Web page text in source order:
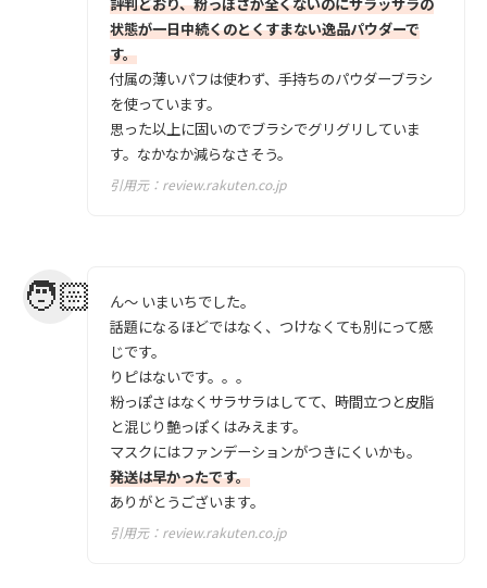
状態が一日中続くのとくすまない逸品パウダーで
す。
付属の薄いパフは使わず、手持ちのパウダーブラシ
を使っています。
思った以上に固いのでブラシでグリグリしていま
す。なかなか減らなさそう。
引用元： review.rakuten.co.jp
ん～ いまいちでした。
話題になるほどではなく、つけなくても別にって感
じです。
りピはないです。。。
粉っぽさはなくサラサラはしてて、時間立つと皮脂
と混じり艶っぽくはみえます。
マスクにはファンデーションがつきにくいかも。
発送は早かったです。
ありがとうございます。
引用元： review.rakuten.co.jp